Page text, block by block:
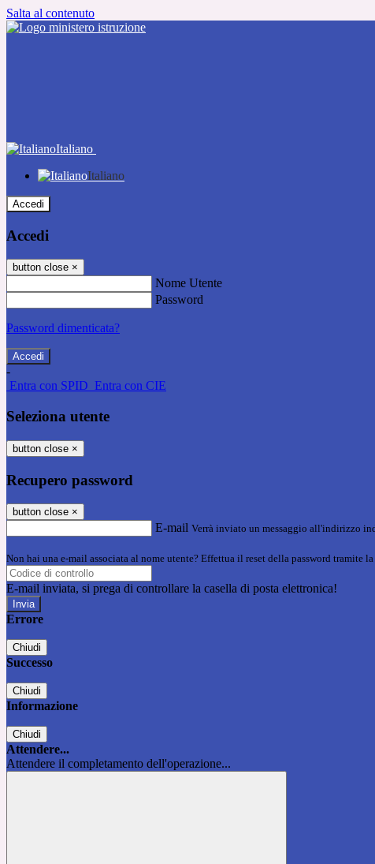
Salta al contenuto
Italiano
Italiano
Accedi
Accedi
button close ×
Nome Utente
Password
Password dimenticata?
-
Entra con SPID Entra con CIE
Seleziona utente
button close ×
Recupero password
button close ×
E-mail Verrà inviato un messaggio all'indirizzo
Non hai una e-mail associata al nome utente? Effettua il reset della password tramite la
E-mail inviata, si prega di controllare la casella di posta elettronica!
Errore
Chiudi
Successo
Chiudi
Informazione
Chiudi
Attendere...
Attendere il completamento dell'operazione...